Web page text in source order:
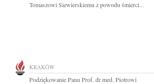
Tomaszowi Siewierskiemu z powodu śmierci...
KRAKÓW
Podziękowanie Panu Prof. dr med. Piotrowi